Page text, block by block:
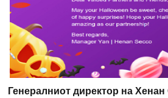
Генералниот директор на